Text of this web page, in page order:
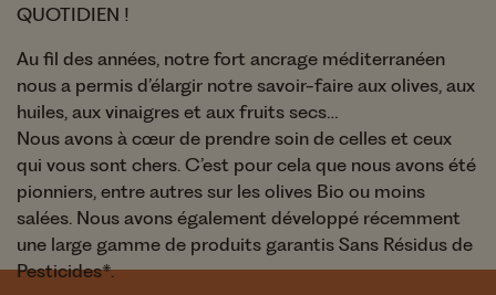
QUOTIDIEN !
Au fil des années, notre fort ancrage méditerranéen
nous a permis d’élargir notre savoir-faire aux olives, aux
huiles, aux vinaigres et aux fruits secs…
Nous avons à cœur de prendre soin de celles et ceux
qui vous sont chers. C’est pour cela que nous avons été
pionniers, entre autres sur les olives Bio ou moins
salées. Nous avons également développé récemment
une large gamme de produits garantis Sans Résidus de
Pesticides*.